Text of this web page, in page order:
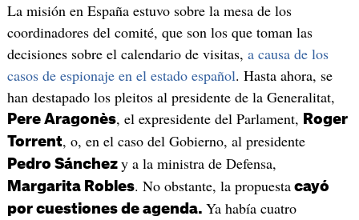
La misión en España estuvo sobre la mesa de los
coordinadores del comité, que son los que toman las
decisiones sobre el calendario de visitas, a causa de los
casos de espionaje en el estado español. Hasta ahora, se
han destapado los pleitos al presidente de la Generalitat,
Pere Aragonès, el expresidente del Parlament, Roger
Torrent, o, en el caso del Gobierno, al presidente
Pedro Sánchez y a la ministra de Defensa,
Margarita Robles. No obstante, la propuesta cayó
por cuestiones de agenda. Ya había cuatro